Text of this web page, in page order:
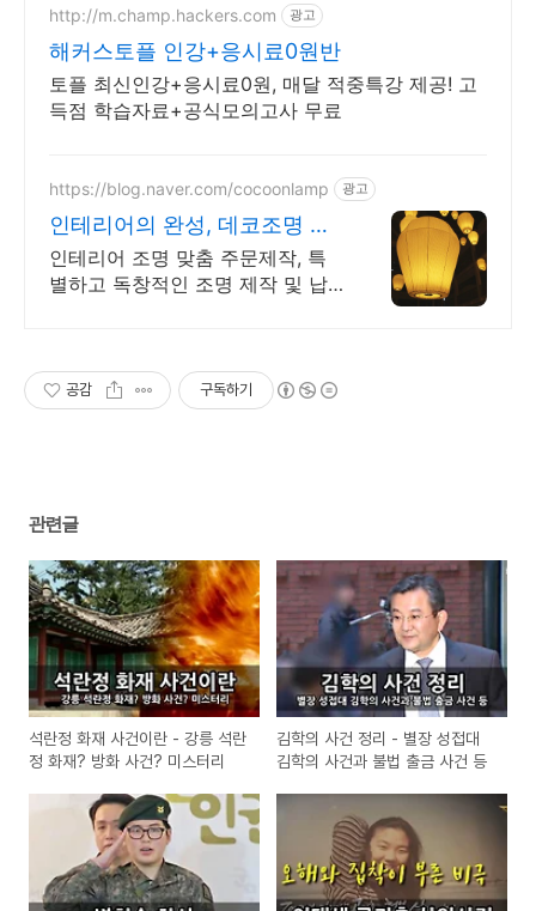
http://m.champ.hackers.com 광고
해커스토플 인강+응시료0원반
토플 최신인강+응시료0원, 매달 적중특강 제공! 고
득점 학습자료+공식모의고사 무료
https://blog.naver.com/cocoonlamp 광고
인테리어의 완성, 데코조명 주
문제작/대량제작 맞춤상담
인테리어 조명 맞춤 주문제작, 특
별하고 독창적인 조명 제작 및 납
공감 구독하기
관련글
석란정 화재 사건이란 - 강릉 석란
정 화재? 방화 사건? 미스터리
김학의 사건 정리 - 별장 성접대
김학의 사건과 불법 출금 사건 등